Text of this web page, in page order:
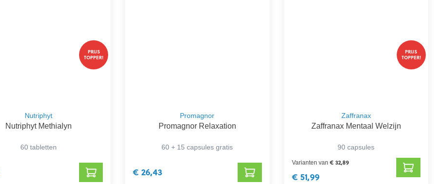
PRIJS
TOPPER!
Nutriphyt
Nutriphyt Methialyn
60 tabletten
Promagnor
Promagnor Relaxation
60 + 15 capsules gratis
€ 26,43
PRIJS
TOPPER!
Zaffranax
Zaffranax Mentaal Welzijn
90 capsules
Varianten van € 32,89
€ 51,99